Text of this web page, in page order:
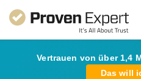
Vertrauen von über 1,4
Das will